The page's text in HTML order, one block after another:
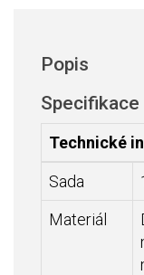
Popis
Specifikace
Technické
Sada
Materiál